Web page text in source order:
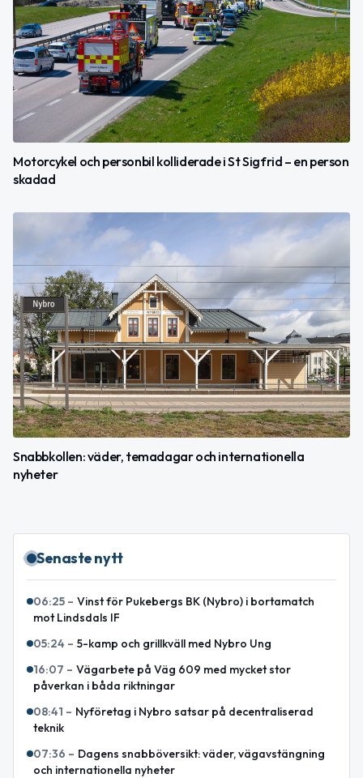
Motorcykel och personbil kolliderade i St Sigfrid – en person
skadad
Snabbkollen: väder, temadagar och internationella
nyheter
Senaste nytt
06:25 – Vinst för Pukebergs BK (Nybro) i bortamatch
mot Lindsdals IF
05:24 – 5-kamp och grillkväll med Nybro Ung
16:07 – Vägarbete på Väg 609 med mycket stor
påverkan i båda riktningar
08:41 – Nyföretag i Nybro satsar på decentraliserad
teknik
07:36 – Dagens snabböversikt: väder, vägavstängning
och internationella nyheter